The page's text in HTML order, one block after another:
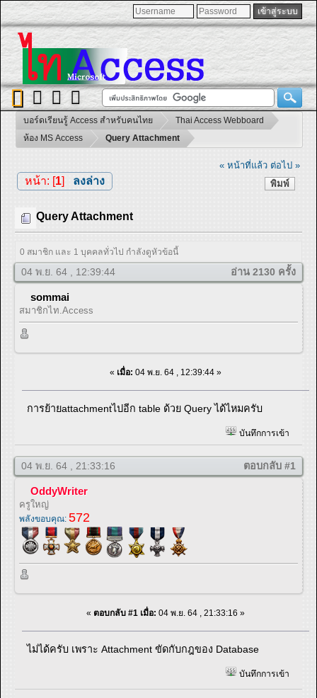
บอร์ดเรียนรู้ Access สำหรับคนไทย
Thai Access Webboard
ห้อง MS Access
Query Attachment
« หน้าที่แล้ว ต่อไป »
พิมพ์
หน้า: [1] ลงล่าง
Query Attachment
0 สมาชิก และ 1 บุคคลทั่วไป กำลังดูหัวข้อนี้
04 พ.ย. 64 , 12:39:44 อ่าน 2130 ครั้ง
sommai
สมาชิกไท.Access
« เมื่อ: 04 พ.ย. 64 , 12:39:44 »
การย้ายattachmentไปอีก table ด้วย Query ได้ไหมครับ
บันทึกการเข้า
04 พ.ย. 64 , 21:33:16 ตอบกลับ #1
OddyWriter
ครูใหญ่
พลังขอบคุณ: 572
« ตอบกลับ #1 เมื่อ: 04 พ.ย. 64 , 21:33:16 »
ไม่ได้ครับ เพราะ Attachment ขัดกับกฎของ Database
บันทึกการเข้า